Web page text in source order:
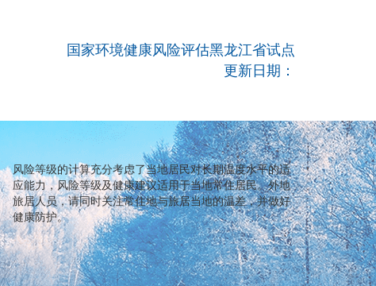
国家环境健康风险评估黑龙江省试点
更新日期：
风险等级的计算充分考虑了当地居民对长期温度水平的适
应能力，风险等级及健康建议适用于当地常住居民。外地
旅居人员，请同时关注常住地与旅居当地的温差，并做好
健康防护。